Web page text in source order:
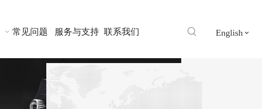
常见问题 服务与支持 联系我们 English